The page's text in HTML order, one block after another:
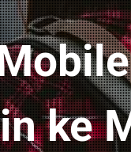
ke